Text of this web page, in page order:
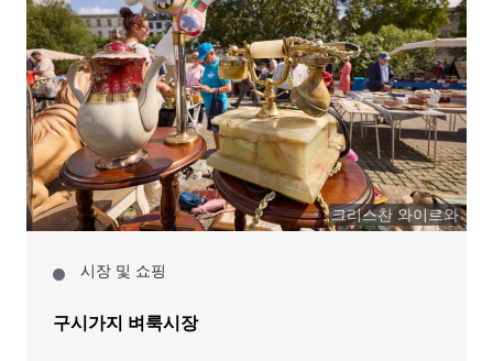
크리스찬 와이르와
시장 및 쇼핑
구시가지 벼룩시장